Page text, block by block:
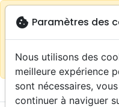
warningSelon votre
localisation (États-
sur la boutique La
menu
cookie Paramètres des
Nous utilisons des
meilleure expérience
sont nécessaires,
continuer à naviguer